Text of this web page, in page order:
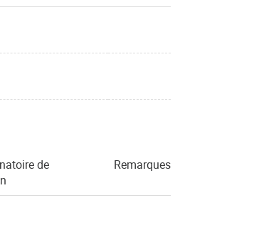
de
Remarques